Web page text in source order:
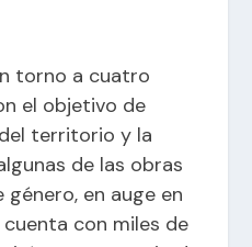
torno a cuatro
el objetivo de
territorio y la
de las obras
en auge en
con miles de